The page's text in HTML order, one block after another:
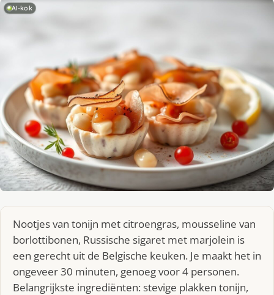
AI-kok
Nootjes van tonijn met citroengras, mousseline van
borlottibonen, Russische sigaret met marjolein is
een gerecht uit de Belgische keuken. Je maakt het in
ongeveer 30 minuten, genoeg voor 4 personen.
Belangrijkste ingrediënten: stevige plakken tonijn,